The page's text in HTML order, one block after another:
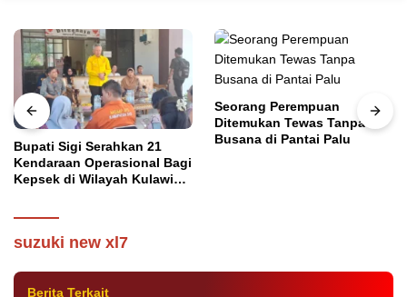
Bupati Sigi Serahkan 21
Kendaraan Operasional Bagi
Kepsek di Wilayah Kulawi
Seorang Perempuan
Ditemukan Tewas Tanpa
Busana di Pantai Palu
suzuki new xl7
Utama Minggu, 25 Juni 2023
Suzuki New XL7 Hybrid Resmi Mengaspal di
Sulteng
Berita Terkait